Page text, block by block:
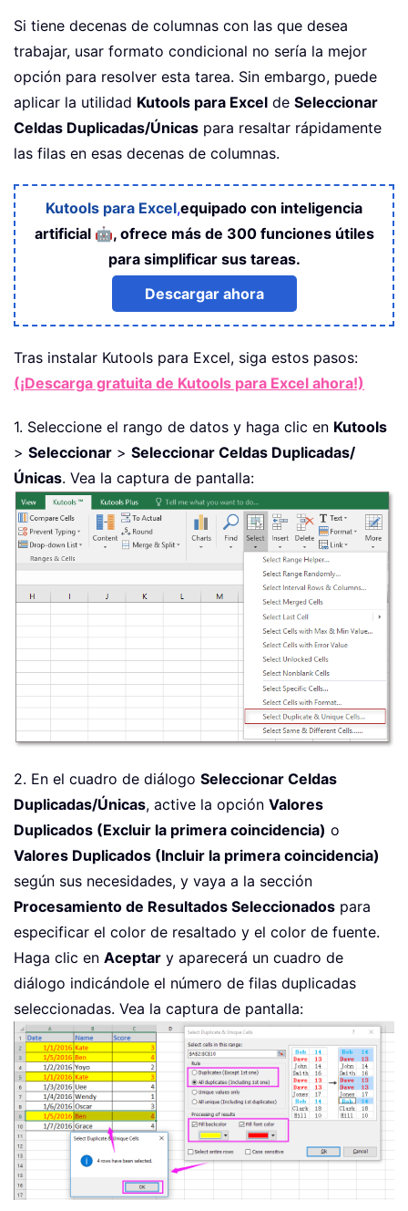
Si tiene decenas de columnas con las que desea
trabajar, usar formato condicional no sería la mejor
opción para resolver esta tarea. Sin embargo, puede
aplicar la utilidad Kutools para Excel de Seleccionar
Celdas Duplicadas/Únicas para resaltar rápidamente
las filas en esas decenas de columnas.
Kutools para Excel,equipado con inteligencia
artificial 🤖, ofrece más de 300 funciones útiles
para simplificar sus tareas.
Descargar ahora
Tras instalar Kutools para Excel, siga estos pasos:
(¡Descarga gratuita de Kutools para Excel ahora!)
1. Seleccione el rango de datos y haga clic en Kutools
> Seleccionar > Seleccionar Celdas Duplicadas/
Únicas. Vea la captura de pantalla:
2. En el cuadro de diálogo Seleccionar Celdas
Duplicadas/Únicas, active la opción Valores
Duplicados (Excluir la primera coincidencia) o
Valores Duplicados (Incluir la primera coincidencia)
según sus necesidades, y vaya a la sección
Procesamiento de Resultados Seleccionados para
especificar el color de resaltado y el color de fuente.
Haga clic en Aceptar y aparecerá un cuadro de
diálogo indicándole el número de filas duplicadas
seleccionadas. Vea la captura de pantalla: